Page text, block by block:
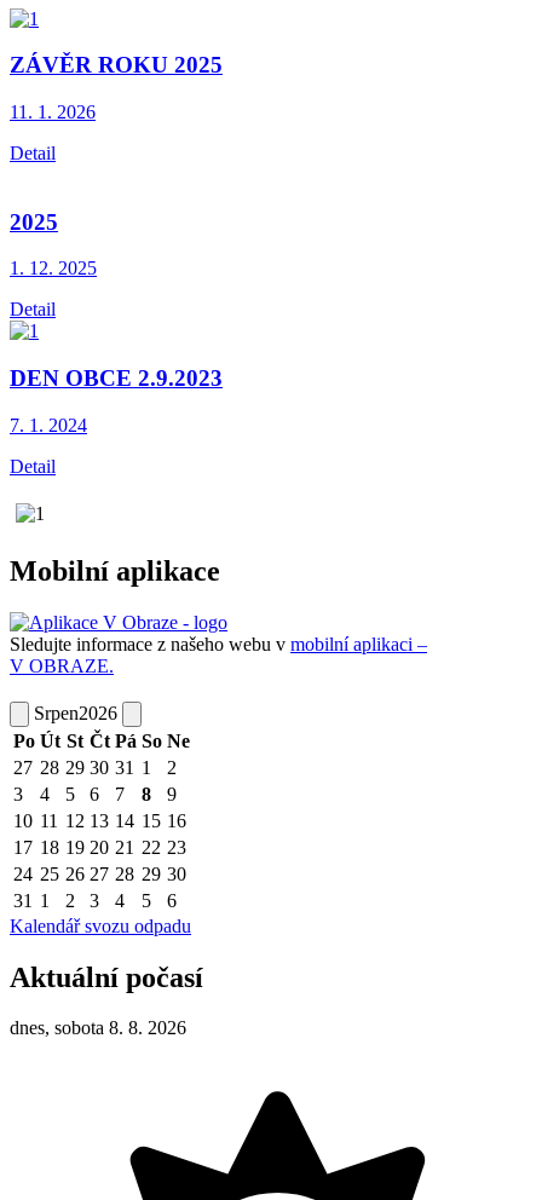
ZÁVĚR ROKU 2025
11. 1. 2026
Detail
2025
1. 12. 2025
Detail
DEN OBCE 2.9.2023
7. 1. 2024
Detail
Mobilní aplikace
Sledujte informace z našeho webu v mobilní aplikaci –
V OBRAZE.
Srpen2026
Po Út St Čt Pá So Ne
27 28 29 30 31 1
2
3
4 5 6 7 8
9
10 11 12 13 14 15 16
17 18 19 20 21 22 23
24 25 26 27 28 29 30
31 1 2 3 4 5
6
Kalendář svozu odpadu
Aktuální počasí
dnes, sobota 8. 8. 2026